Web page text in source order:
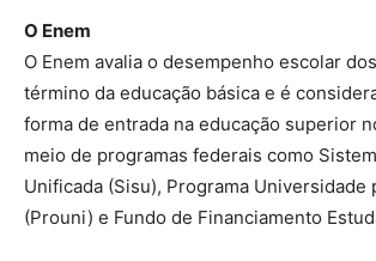
O Enem
O Enem avalia o desempenho escolar
término da educação básica e é
forma de entrada na educação superior
meio de programas federais como
Unificada (Sisu), Programa Universidade
(Prouni) e Fundo de Financiamento